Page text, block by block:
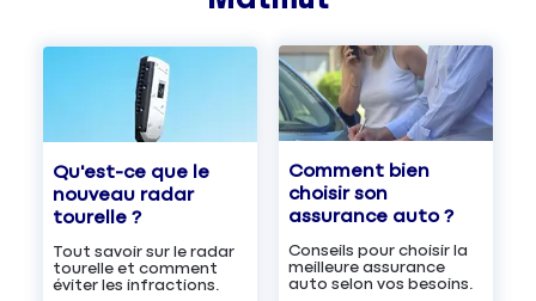
Qu'est-ce que le
nouveau radar
tourelle ?
Tout savoir sur le radar
tourelle et comment
éviter les infractions.
Comment bien
choisir son
assurance auto ?
Conseils pour choisir la
meilleure assurance
auto selon vos besoins.